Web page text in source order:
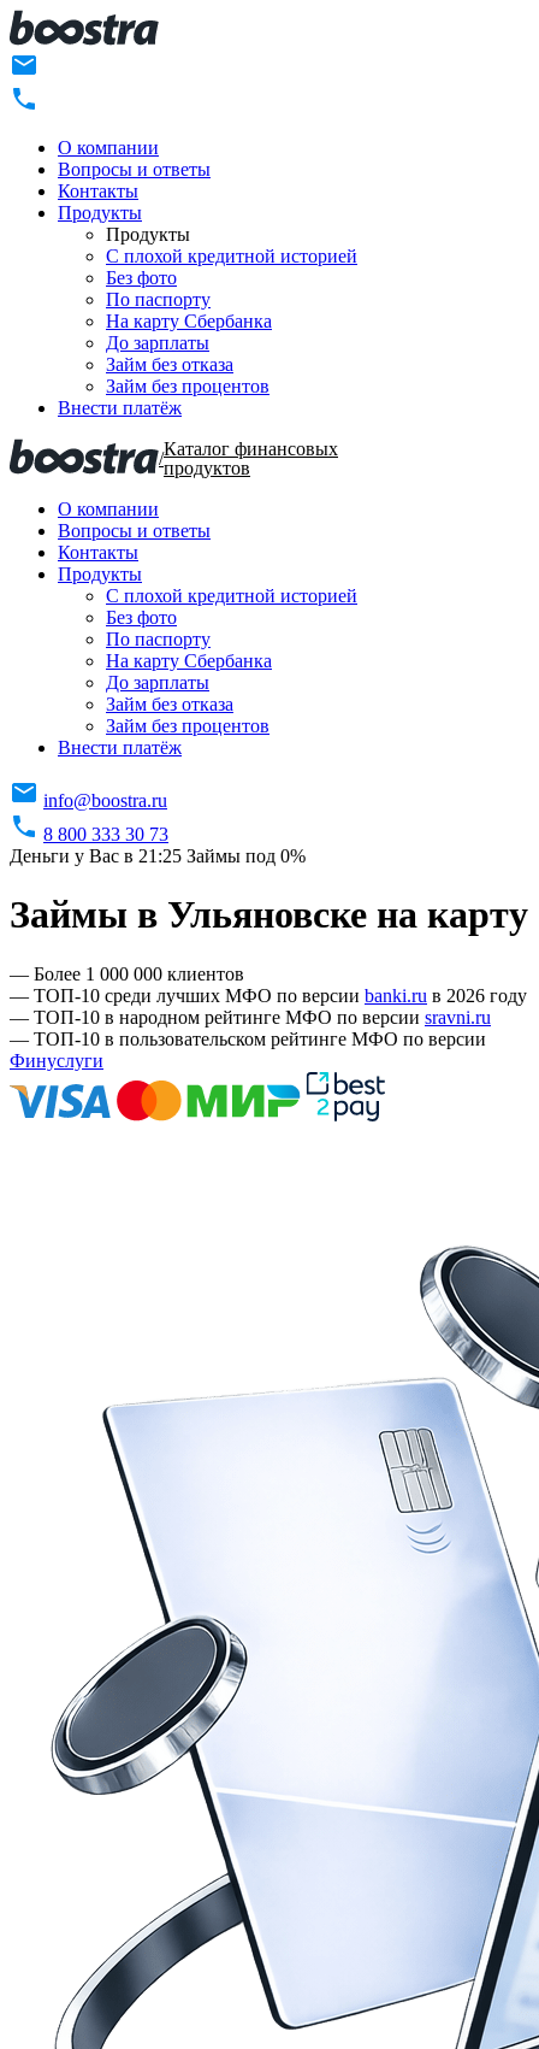
О компании
Вопросы и ответы
Контакты
Продукты
Продукты
C плохой кредитной историей
Без фото
По паспорту
На карту Сбербанка
До зарплаты
Займ без отказа
Займ без процентов
Внести платёж
/Каталог финансовых
продуктов
О компании
Вопросы и ответы
Контакты
Продукты
C плохой кредитной историей
Без фото
По паспорту
На карту Сбербанка
До зарплаты
Займ без отказа
Займ без процентов
Внести платёж
info@boostra.ru
8 800 333 30 73
Деньги у Вас в 21:25 Займы под 0%
Займы в Ульяновске на карту
— Более 1 000 000 клиентов
— ТОП-10 среди лучших МФО по версии banki.ru в 2026 году
— ТОП-10 в народном рейтинге МФО по версии sravni.ru
— ТОП-10 в пользовательском рейтинге МФО по версии
Финуслуги